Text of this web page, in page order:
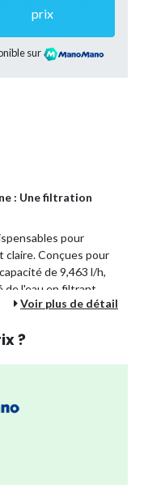
prix
sur
: Une filtration
pour
claire. Conçues pour
de 9,463 l/h,
de l'eau en filtrant
et le sable.
2 Wochen pour une
de les utiliser
Voir plus de détail
?